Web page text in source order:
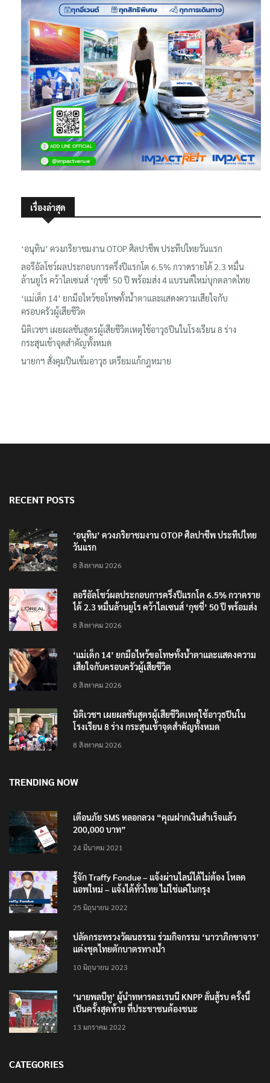
‘อนุทิน’ ควงภริยาชมงาน OTOP ศิลปาชีพ ประทีปไทยวันแรก
ลอรีอัลโชว์ผลประกอบการครึ่งปีแรกโต 6.5% กวาดรายได้ 2.3 หมื่น
ล้านยูโร คว้าไลเซนส์ ‘กุชชี่’ 50 ปี พร้อมส่ง 4 แบรนด์ใหม่บุกตลาดไทย
‘แม่เด็ก 14’ ยกมือไหว้ขอโทษทั้งน้ำตาและแสดงความเสียใจกับ
ครอบครัวผู้เสียชีวิต
นิติเวชฯ เผยผลชันสูตรผู้เสียชีวิตเหตุใช้อาวุธปืนในโรงเรียน 8 ร่าง
กระสุนเข้าจุดสำคัญทั้งหมด
‘อนุทิน’ ควงภริยาชมงาน OTOP ศิลปาชีพ ประทีปไทย
8 สิงหาคม 2026
ลอรีอัลโชว์ผลประกอบการครึ่งปีแรกโต 6.5% กวาดราย
8 สิงหาคม 2026
‘แม่เด็ก 14’ ยกมือไหว้ขอโทษทั้งน้ำตาและแสดงความ
8 สิงหาคม 2026
นิติเวชฯ เผยผลชันสูตรผู้เสียชีวิตเหตุใช้อาวุธปืนใน
เตือนภัย SMS หลอกลวง “คุณฝากเงินสำเร็จแล้ว
24 มีนาคม 2021
รู้จัก Traffy Fondue – แจ้งผ่านไลน์ได้ไม่ต้อง โหลด
แอพใหม่ – แจ้งได้ทั่วไทย ไม่ใช่แค่ในกรุง
25 มิถุนายน 2022
ปลัดกระทรวงวัฒนธรรม ร่วมกิจกรรม ‘นาวาภิกขาจาร’
แต่งชุดไทยตักบาตรทางน้ำ
10 มิถุนายน 2023